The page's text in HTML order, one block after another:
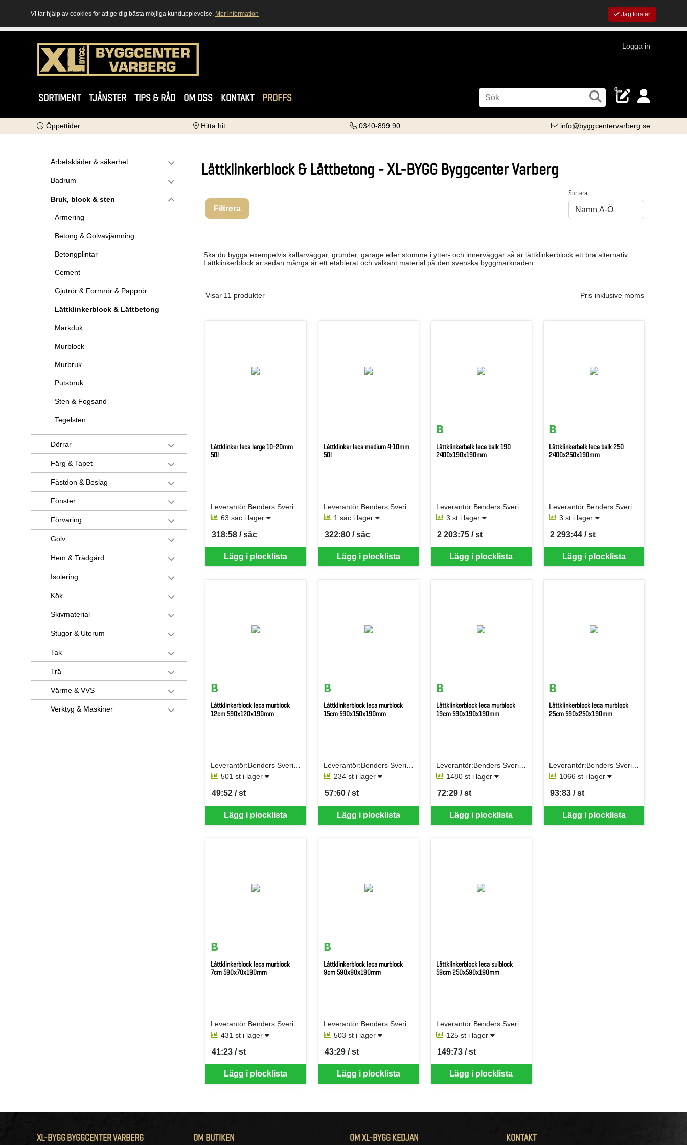
Vi tar hjälp av cookies för att ge dig bästa möjliga kundupplevelse. Mer information Jag förstår
Logga in
SORTIMENT TJÄNSTER TIPS & RÅD OM OSS KONTAKT PROFFS
0
Öppettider Hitta hit 0340-899 90 info@byggcentervarberg.se
Arbetskläder & säkerhet
Badrum
Bruk, block & sten
Armering
Betong & Golvavjämning
Betongplintar
Cement
Gjutrör & Formrör & Papprör
Lättklinkerblock & Lättbetong
Markduk
Murblock
Murbruk
Putsbruk
Sten & Fogsand
Tegelsten
Dörrar
Färg & Tapet
Fästdon & Beslag
Fönster
Förvaring
Golv
Hem & Trädgård
Isolering
Kök
Skivmaterial
Stugor & Uterum
Tak
Trä
Värme & VVS
Verktyg & Maskiner
Lättklinkerblock & Lättbetong - XL-BYGG Byggcenter Varberg
Filtrera
Sortera:
Ska du bygga exempelvis källarväggar, grunder, garage eller stomme i ytter- och innerväggar så är lättklinkerblock ett bra alternativ.
Lättklinkerblock är sedan många år ett etablerat och välkänt material på den svenska byggmarknaden.
Visar 11 produkter Pris inklusive moms
Lättklinker leca large 10-20mm
50l
63 säc i lager
Lägg i plocklista
318:58 / säc
SEK per SÄC
Lättklinker leca medium 4-10mm
50l
Leverantör:Benders Sverige AB
1 säc i lager
Lägg i plocklista
322:80 / säc
SEK per SÄC
Lättklinkerbalk leca balk 190
2400x190x190mm
3 st i lager
Lägg i plocklista
2 203:75 / st
SEK per ST
Lättklinkerbalk leca balk 250
2400x250x190mm
Leverantör:Benders Sverige AB
3 st i lager
Lägg i plocklista
2 293:44 / st
SEK per ST
Lättklinkerblock leca murblock
12cm 590x120x190mm
501 st i lager
Lägg i plocklista
49:52 / st
SEK per ST
Lättklinkerblock leca murblock
15cm 590x150x190mm
Leverantör:Benders Sverige AB
234 st i lager
Lägg i plocklista
57:60 / st
SEK per ST
Lättklinkerblock leca murblock
19cm 590x190x190mm
1480 st i lager
Lägg i plocklista
72:29 / st
SEK per ST
Lättklinkerblock leca murblock
25cm 590x250x190mm
Leverantör:Benders Sverige AB
1066 st i lager
Lägg i plocklista
93:83 / st
SEK per ST
Lättklinkerblock leca murblock
7cm 590x70x190mm
431 st i lager
Lägg i plocklista
41:23 / st
SEK per ST
Lättklinkerblock leca murblock
9cm 590x90x190mm
Leverantör:Benders Sverige AB
503 st i lager
Lägg i plocklista
43:29 / st
SEK per ST
Lättklinkerblock leca sulblock
59cm 250x590x190mm
125 st i lager
Lägg i plocklista
149:73 / st
SEK per ST
XL-BYGG BYGGCENTER VARBERG OM BUTIKEN OM XL-BYGG KEDJAN KONTAKT